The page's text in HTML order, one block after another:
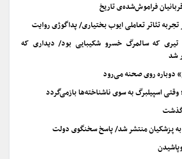
فراموش‌شده‌ی تاریخ
تجربه تئاتر تعاملی ایوب بختیاری/ پداگوژی روایت
به مناسبت ۲۸ تیری که سالمرگ خسرو شکیبایی بود/ دیداری که
شد
دوباره روی صحنه می‌رود
اسپیلبرگ به سوی ناشناخته‌ها بازمی‌گردد
به پزشکیان منتشر شد/ پاسخ سخنگوی دولت